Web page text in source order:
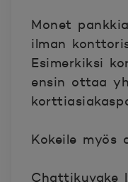
Monet
ilman
Esimerkiksi
ensin ottaa
Kokeile myös
Chattikuvake